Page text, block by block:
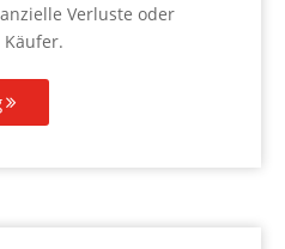
Verluste oder